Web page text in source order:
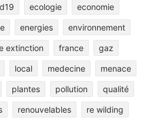
ecologie economie
energies environnement
extinction france gaz
local medecine menace
plantes pollution qualité
renouvelables re wilding